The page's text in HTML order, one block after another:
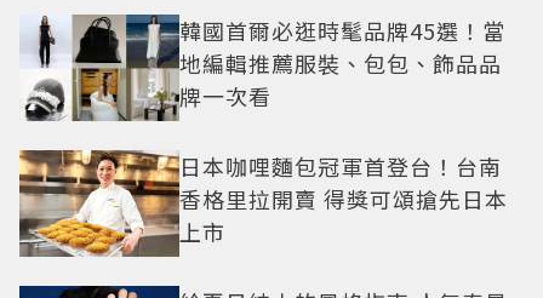
韓國首爾必逛時髦品牌45選！當
地編輯推薦服裝、包包、飾品品
牌一次看
日本咖哩麵包冠軍首登台！台南
香格里拉開賣 得獎可頌搶先日本
上市